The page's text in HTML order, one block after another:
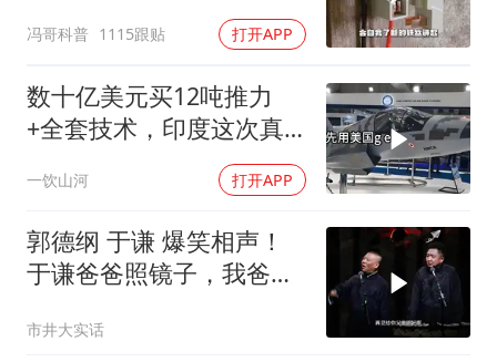
冯哥科普 1115跟贴 打开APP
数十亿美元买12吨推力
+全套技术，印度这次真
一饮山河 打开APP
郭德纲 于谦 爆笑相声！
于谦爸爸照镜子，我爸爸
了
市井大实话